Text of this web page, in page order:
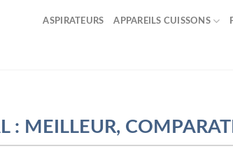
ASPIRATEURS APPAREILS CUISSONS
: MEILLEUR,